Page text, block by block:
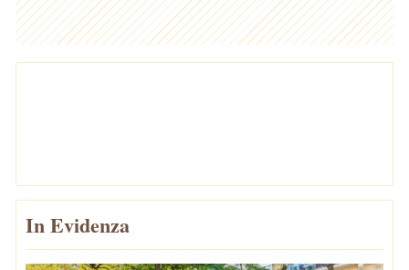
In Evidenza